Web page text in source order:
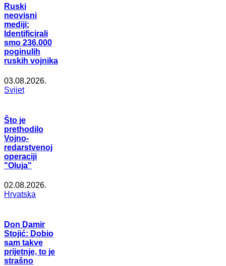
Ruski
neovisni
mediji:
Identificirali
smo 236.000
poginulih
ruskih vojnika
03.08.2026.
Svijet
Što je
prethodilo
Vojno-
redarstvenoj
operaciji
"Oluja"
02.08.2026.
Hrvatska
Don Damir
Stojić: Dobio
sam takve
prijetnje, to je
strašno